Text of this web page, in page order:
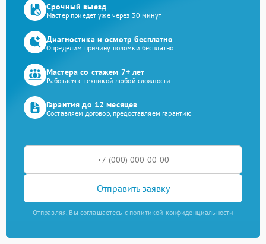
Срочный выезд
Мастер приедет уже через 30 минут
Диагностика и осмотр бесплатно
Определим причину поломки бесплатно
Мастера со стажем 7+ лет
Работаем с техникой любой сложности
Гарантия до 12 месяцев
Составляем договор, предоставляем гарантию
Отправить заявку
Отправляя, Вы соглашаетесь с политикой конфиденциальности